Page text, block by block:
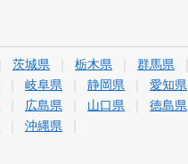
茨城県 栃木県
群馬県
岐阜県 静岡県
愛知県
広島県 山口県
徳島県
沖縄県